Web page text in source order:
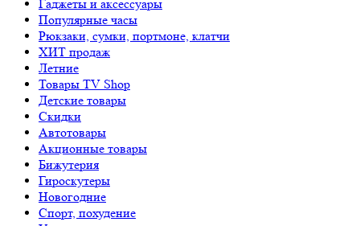
Гаджеты и аксессуары
Популярные часы
Рюкзаки, сумки, портмоне, клатчи
ХИТ продаж
Летние
Товары TV Shop
Детские товары
Cкидки
Автотовары
Акционные товары
Бижутерия
Гироскутеры
Новогодние
Спорт, похудение